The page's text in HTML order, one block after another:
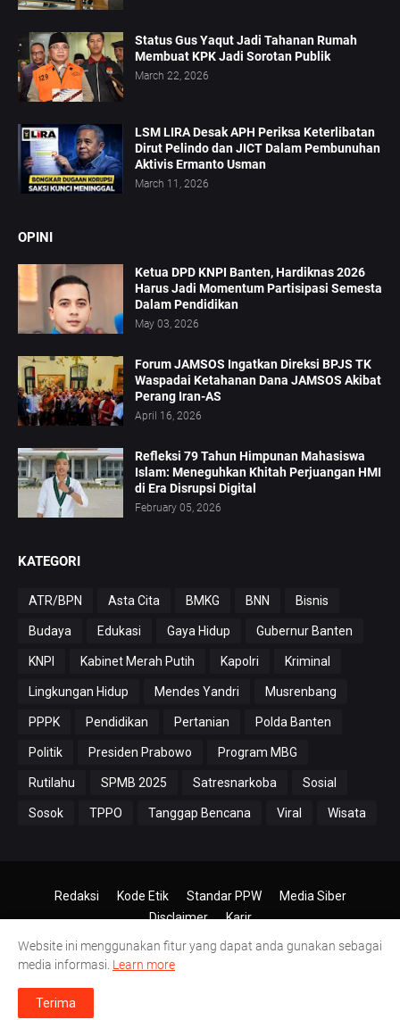
Status Gus Yaqut Jadi Tahanan Rumah
Membuat KPK Jadi Sorotan Publik
March 22, 2026
LSM LIRA Desak APH Periksa Keterlibatan
Dirut Pelindo dan JICT Dalam Pembunuhan
Aktivis Ermanto Usman
March 11, 2026
OPINI
Ketua DPD KNPI Banten, Hardiknas 2026
Harus Jadi Momentum Partisipasi Semesta
Dalam Pendidikan
May 03, 2026
Forum JAMSOS Ingatkan Direksi BPJS TK
Waspadai Ketahanan Dana JAMSOS Akibat
Perang Iran-AS
April 16, 2026
Refleksi 79 Tahun Himpunan Mahasiswa
Islam: Meneguhkan Khitah Perjuangan HMI
di Era Disrupsi Digital
February 05, 2026
KATEGORI
ATR/BPN Asta Cita BMKG BNN Bisnis
Budaya Edukasi Gaya Hidup Gubernur Banten
KNPI Kabinet Merah Putih Kapolri Kriminal
Lingkungan Hidup Mendes Yandri Musrenbang
PPPK Pendidikan Pertanian Polda Banten
Politik Presiden Prabowo Program MBG
Rutilahu SPMB 2025 Satresnarkoba Sosial
Sosok TPPO Tanggap Bencana Viral Wisata
© 2024-2026PT.Antero Inti Media
Redaksi Kode Etik Standar PPW
Media Siber
Disclaimer
Karir
Website ini menggunakan fitur yang dapat anda gunakan sebagai
media informasi. Learn more
Terima
Serang Kota Dinilai Lamban Tangani Kasus Penggelapan Motor